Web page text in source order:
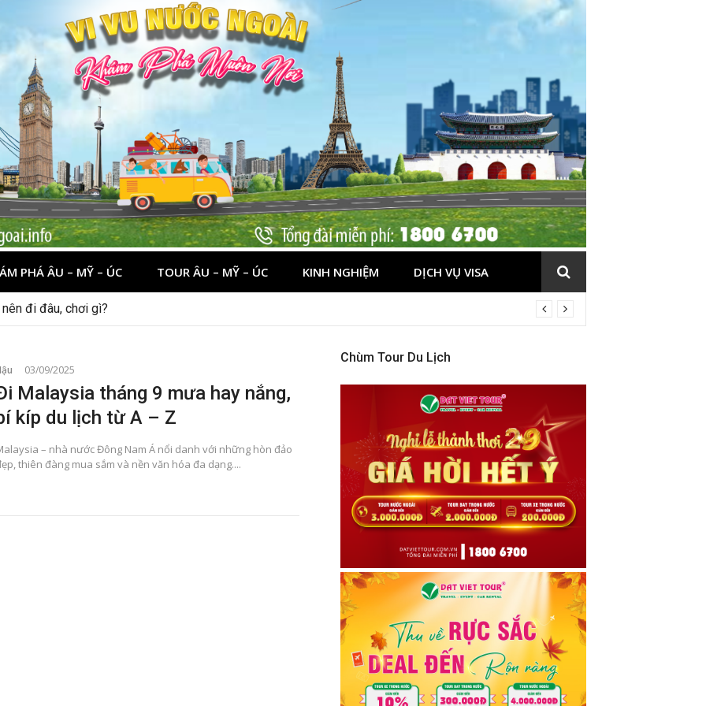
PHÁ ÂU – MỸ – ÚC TOUR ÂU – MỸ – ÚC KINH NGHIỆM DỊCH VỤ VISA
đi đâu, chơi gì?
lễ quốc khánh 2/9
03/09/2025
Malaysia tháng 9 mưa hay nắng,
kíp du lịch từ A – Z
– nhà nước Đông Nam Á nổi danh với những hòn đảo
thiên đàng mua sắm và nền văn hóa đa dạng....
Chùm Tour Du Lịch